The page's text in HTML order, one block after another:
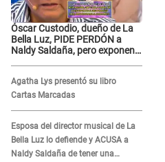
Óscar Custodio, dueño de La
Bella Luz, PIDE PERDÓN a
Naldy Saldaña, pero exponen
grabar"
Agatha Lys presentó su libro
Cartas Marcadas
Esposa del director musical de La
Bella Luz lo defiende y ACUSA a
Naldy Saldaña de tener una